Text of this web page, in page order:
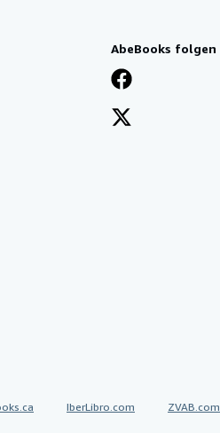
AbeBooks folgen
IberLibro.com ZVAB.com